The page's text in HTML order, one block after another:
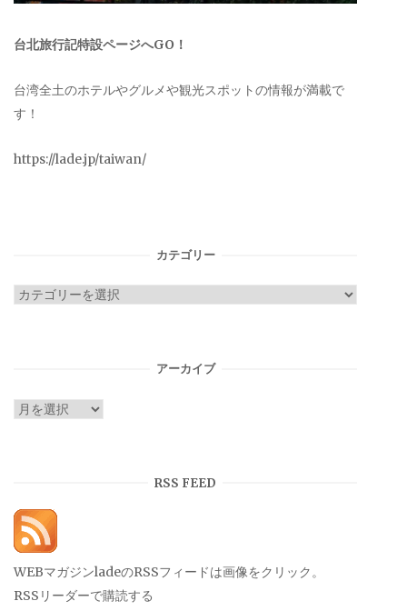
台北旅行記特設ページへGO！
台湾全土のホテルやグルメや観光スポットの情報が満載で
す！
https://lade.jp/taiwan/
カテゴリー
カ
アーカイブ
ア
RSS FEED
WEBマガジンladeのRSSフィードは画像をクリック。
RSSリーダーで購読する